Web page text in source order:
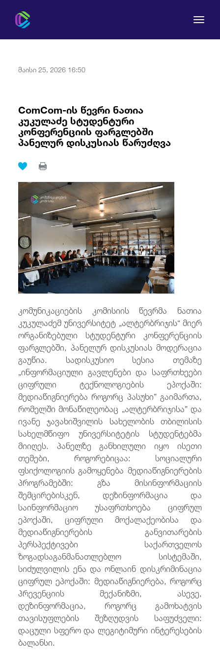
მომხმარებლის უფლებები
რეგულირება
Eng ქარ fb in you
მაისი 25, 2026 16:50
ComCom-ის წევრი ნათია
კუკულაძე სტუდენტური
კონფერენციის ფარგლებში
პანელურ დისკუსიას წარუძღვა
კომუნიკაციების კომისიის წევრმა ნათია
კუკულაძემ უნივერსიტეტ „ალტერბრიჯის“ მიერ
ორგანიზებული სტუდენტური კონფერენციის
ფარგლებში, პანელურ დისკუსიას მოდერაცია
გაუწია. სადისკუსიო სესია თემაზე
„ინფორმაციული გავლენები და საფრთხეები
ციფრული ტექნოლოგიების ეპოქაში:
მედიაწიგნიერება როგორც პასუხი” გაიმართა,
რომელში მონაწილეობაც „ალტერბრიჯისა” და
ივანე ჯავახიშვილის სახელობის თბილისის
სახელმწიფო უნივერსიტეტის სტუდენტებმა
მიიღეს. პანელზე განხილული იყო ისეთი
თემები, როგორებიცაა: სოციალური
ფსიქოლოგიის გამოყენება მედიაწიგნიერების
პროგრამებში: გზა მისინფორმაციის
შემცირებისკენ, დეზინფორმაცია და
საინფორმაციო უსაფრთხოება ციფრულ
ეპოქაში, ციფრული მოქალაქეობისა და
მედიაწიგნიერების განვითარების
პერსპექტივები საქართველოს
ზოგადსაგანმანათლებლო სისტემაში,
სიძულვილის ენა და ონლაინ დისკრიმინაცია
ციფრულ ეპოქაში: მედიაწიგნიერება, როგორც
პრევენციის მექანიზმი, ასევე,
დეზინფორმაცია, როგორც გამოხატვის
თავისუფლების შეზღუდვის საფუძველი:
დაცული სფერო და ლეგიტიმური ინტერესების
ბალანსი.